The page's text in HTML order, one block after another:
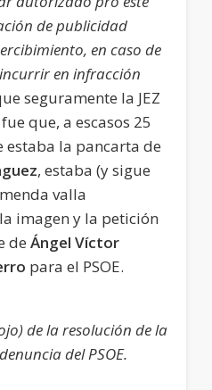
de publicidad
en caso de
en infracción
seguramente la JEZ
que, a escasos 25
estaba la pancarta de
, estaba (y sigue
valla
imagen y la petición
de Ángel Víctor
para el PSOE.
de la resolución de la
del PSOE.